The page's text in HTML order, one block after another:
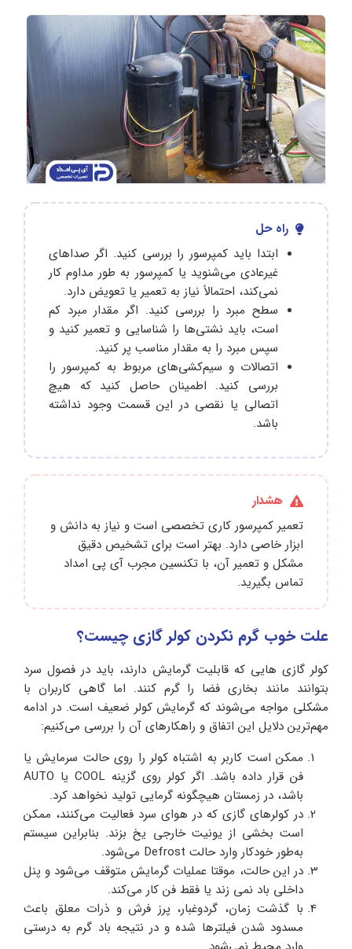
راه حل
ابتدا باید کمپرسور را بررسی کنید. اگر صداهای
غیرعادی می‌شنوید یا کمپرسور به طور مداوم کار
نمی‌کند، احتمالاً نیاز به تعمیر یا تعویض دارد.
سطح مبرد را بررسی کنید. اگر مقدار مبرد کم
است، باید نشتی‌ها را شناسایی و تعمیر کنید و
سپس مبرد را به مقدار مناسب پر کنید.
اتصالات و سیم‌کشی‌های مربوط به کمپرسور را
بررسی کنید. اطمینان حاصل کنید که هیچ
اتصالی یا نقصی در این قسمت وجود نداشته
باشد.
هشدار
تعمیر کمپرسور کاری تخصصی است و نیاز به دانش و
ابزار خاصی دارد. بهتر است برای تشخیص دقیق
مشکل و تعمیر آن، با تکنسین مجرب آی پی امداد
تماس بگیرید.
علت خوب گرم نکردن کولر گازی چیست؟
کولر گازی‌ هایی که قابلیت گرمایش دارند، باید در فصول سرد
بتوانند مانند بخاری فضا را گرم کنند. اما گاهی کاربران با
مشکلی مواجه می‌شوند که گرمایش کولر ضعیف است. در ادامه
مهم‌ترین دلایل این اتفاق و راهکارهای آن را بررسی می‌کنیم:
ممکن است کاربر به اشتباه کولر را روی حالت سرمایش یا
فن قرار داده باشد. اگر کولر روی گزینه COOL یا AUTO
باشد، در زمستان هیچگونه گرمایی تولید نخواهد کرد.
در کولرهای گازی که در هوای سرد فعالیت می‌کنند، ممکن
است بخشی از یونیت خارجی یخ بزند. بنابراین سیستم
به‌طور خودکار وارد حالت Defrost می‌شود.
در این حالت، موقتا عملیات گرمایش متوقف می‌شود و پنل
داخلی باد نمی‌ زند یا فقط فن کار می‌کند.
با گذشت زمان، گردوغبار، پرز فرش و ذرات معلق باعث
مسدود شدن فیلترها شده و در نتیجه باد گرم به‌ درستی